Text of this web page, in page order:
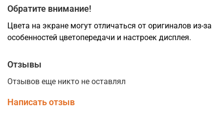
Обратите внимание!
Цвета на экране могут отличаться от оригиналов из-за
особенностей цветопередачи и настроек дисплея.
Отзывы
Отзывов еще никто не оставлял
Написать отзыв